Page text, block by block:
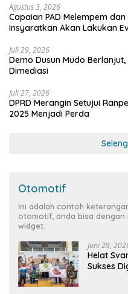
Agustus 3, 2026
Capaian PAD Melempem
Insyaratkan Akan Lakukan
Juli 29, 2026
Demo Dusun Mudo
Dimediasi
Juli 27, 2026
DPRD Merangin Setujui
2025 Menjadi Perda
Otomotif
Ini adalah contoh
otomotif, anda bisa dengan
widget.
Juni 29,
Helat
Sukses